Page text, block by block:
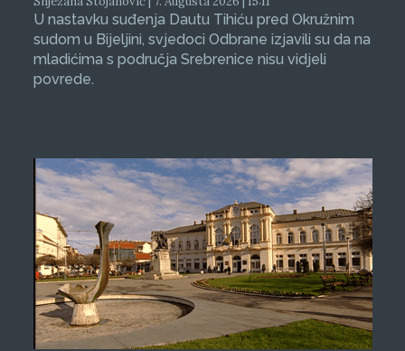
U nastavku suđenja Dautu Tihiću pred Okružnim
sudom u Bijeljini, svjedoci Odbrane izjavili su da na
mladićima s područja Srebrenice nisu vidjeli
povrede.